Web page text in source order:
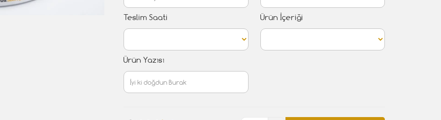
Teslim Saati Ürün İçeriği
Ürün Yazısı